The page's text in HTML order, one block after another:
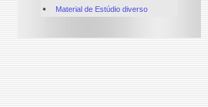
Material de Estúdio diverso